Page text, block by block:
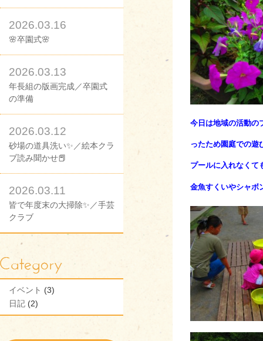
2026.03.16
🌸卒園式🌸
2026.03.13
年長組の版画完成／卒園式
の準備
2026.03.12
砂場の道具洗い✨／絵本クラ
ブ読み聞かせ📕
2026.03.11
皆で年度末の大掃除✨／手芸
クラブ
イベント (3)
日記 (2)
今日は地域の活動の
ったため園庭での遊
プールに入れなくて
金魚すくいやシャボ